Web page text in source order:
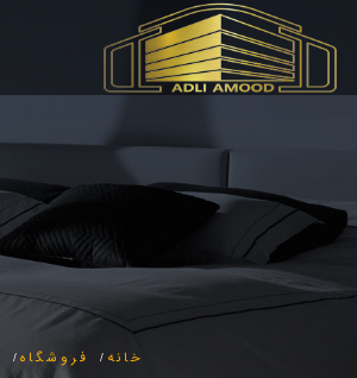
خانه فروشگاه